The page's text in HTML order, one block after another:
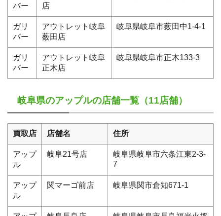
バー
店
ガリ
バー
アウトレット岐阜
薮田店
岐阜県岐阜市薮田中1-4-1
ガリ
バー
アウトレット岐阜
正木店
岐阜県岐阜市正木133-3
岐阜県のアップルの店舗一覧（11店舗）
買取店 店舗名 住所
アップ
ル
岐阜21号店
岐阜県岐阜市六条江東2-3-
7
アップ
ル
関マーゴ前店 岐阜県関市倉知671-1